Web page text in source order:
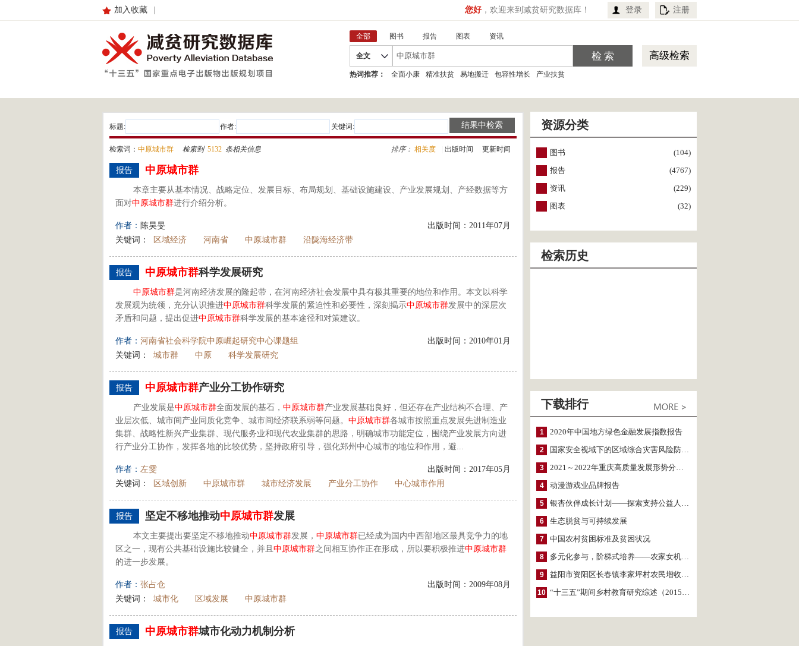
加入收藏 登录 注册
您好 ，欢迎来到减贫研究数据库！
全部 图书 报告 图表 资讯
全文 高级检索
热词推荐： 全面小康 精准扶贫 易地搬迁 包容性增长 产业扶贫
标题: 作者: 关键词:
排序： 相关度 出版时间 更新时间
检索词： 中原城市群 检索到 5132 条相关信息
报告 中原城市群
本章主要从基本情况、战略定位、发展目标、布局规划、基础设施建设、产业发展规划、产经数据等方
面对中原城市群进行介绍分析。
作者： 陈昊旻
出版时间：2011年07月
关键词：
区域经济 河南省 中原城市群 沿陇海经济带
报告 中原城市群科学发展研究
中原城市群是河南经济发展的隆起带，在河南经济社会发展中具有极其重要的地位和作用。本文以科学
发展观为统领，充分认识推进中原城市群科学发展的紧迫性和必要性，深刻揭示中原城市群发展中的深层次
矛盾和问题，提出促进中原城市群科学发展的基本途径和对策建议。
作者： 河南省社会科学院中原崛起研究中心课题组
出版时间：2010年01月
关键词：
城市群 中原 科学发展研究
报告 中原城市群产业分工协作研究
产业发展是中原城市群全面发展的基石， 中原城市群产业发展基础良好，但还存在产业结构不合理、产
业层次低、城市间产业同质化竞争、城市间经济联系弱等问题。 中原城市群各城市按照重点发展先进制造业
集群、战略性新兴产业集群、现代服务业和现代农业集群的思路，明确城市功能定位，围绕产业发展方向进
行产业分工协作，发挥各地的比较优势，坚持政府引导，强化郑州中心城市的地位和作用，避...
作者： 左雯
出版时间：2017年05月
关键词：
区域创新 中原城市群 城市经济发展 产业分工协作 中心城市作用
报告 坚定不移地推动中原城市群发展
本文主要提出要坚定不移地推动中原城市群发展， 中原城市群已经成为国内中西部地区最具竞争力的地
区之一，现有公共基础设施比较健全，并且 中原城市群之间相互协作正在形成，所以要积极推进中原城市群
的进一步发展。
作者： 张占仓
出版时间：2009年08月
关键词：
城市化 区域发展 中原城市群
报告 中原城市群城市化动力机制分析
资源分类
图书
(104)
报告
(4767)
资讯
(229)
图表
(32)
检索历史
下载排行
1 2020年中国地方绿色金融发展指数报告
2 国家安全视域下的区域综合灾害风险防范与风险融资战略思考
3 2021～2022年重庆高质量发展形势分析与预测
4 动漫游戏业品牌报告
5 银杏伙伴成长计划——探索支持公益人才的路径
6 生态脱贫与可持续发展
7 中国农村贫困标准及贫困状况
8 多元化参与，阶梯式培养——农家女机构农村妇女参政项目介绍
9 益阳市资阳区长春镇李家坪村农民增收调研报告
10 “十三五”期间乡村教育研究综述（2015～2020）